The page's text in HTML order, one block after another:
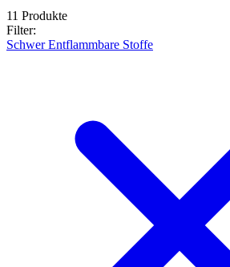
11 Produkte
Filter:
Schwer Entflammbare Stoffe